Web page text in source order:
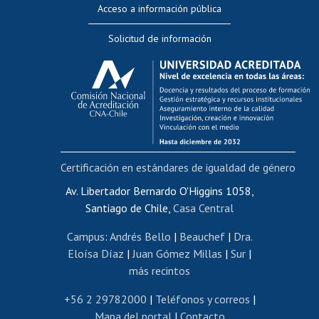
Evaluación docente
Calificación académica
Postulación al AUCAI
Funcionarias/os
Cursos internos de capacitación
Bienestar del personal
Portal de movilidad interna
Certificado de renta
Certificado de renta honorarios
Editar páginas blancas
Extranjeras/os
Revalidación y reconocimiento de títulos
Acceso a información pública
Solicitud de información
Av. Libertador Bernardo O'Higgins 1058,
Santiago de Chile, Casa Central
Campus: Andrés Bello | Beauchef| Dra.
Eloísa Díaz |Juan Gómez Millas | Sur |
más recintos
+56 2 29782000 | Teléfonos y correos |
Certificación en estándares de igualdad de género